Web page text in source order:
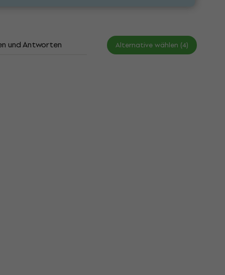
und Antworten DokumenteAlternative wählen (4)